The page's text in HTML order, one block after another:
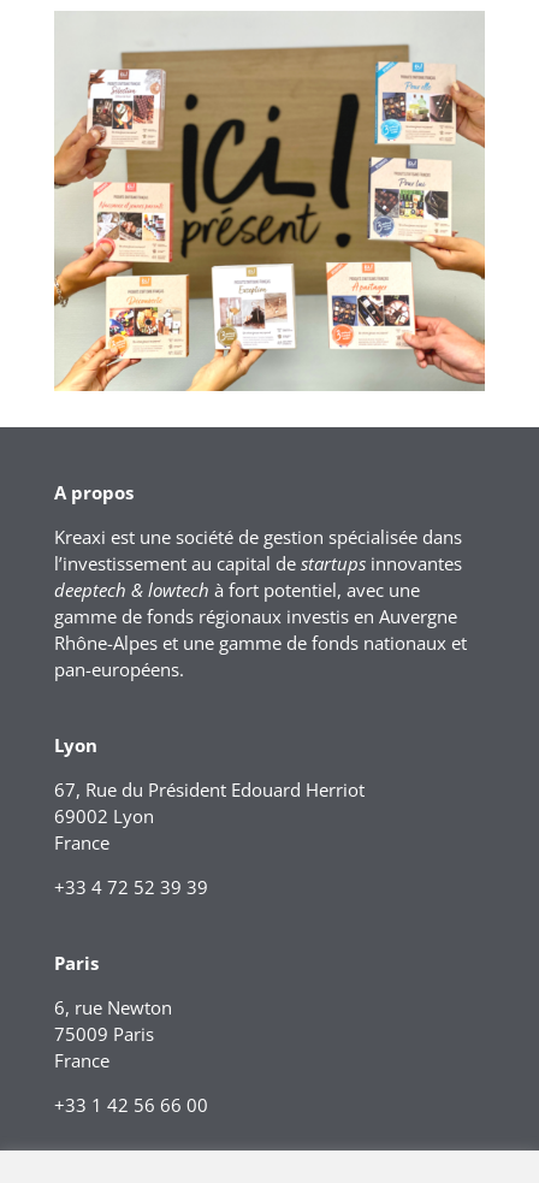
A propos
Kreaxi est une société de gestion spécialisée dans
l’investissement au capital de startupsinnovantes
deeptech & lowtech à fort potentiel, avec une
gamme de fonds régionaux investis en Auvergne
Rhône-Alpes et une gamme de fonds nationaux et
pan-européens.
Lyon
67, Rue du Président Edouard Herriot
69002 Lyon
France
+33 4 72 52 39 39
Paris
6, rue Newton
75009 Paris
France
+33 1 42 56 66 00